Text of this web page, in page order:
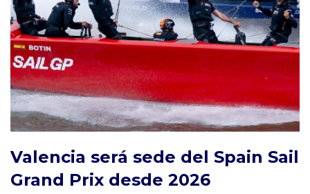
Valencia será sede del Spain Sail
Grand Prix desde 2026